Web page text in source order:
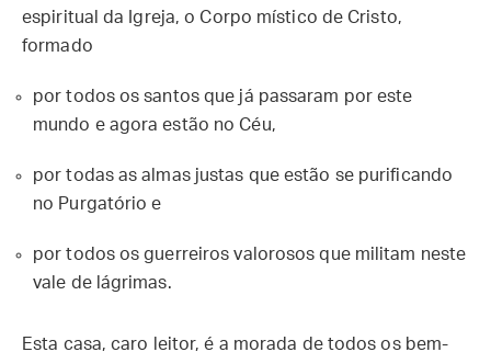
espiritual da Igreja, o Corpo místico de Cristo,
formado
por todos os santos que já passaram por este
mundo e agora estão no Céu,
por todas as almas justas que estão se purificando
no Purgatório e
por todos os guerreiros valorosos que militam neste
vale de lágrimas.
Esta casa, caro leitor, é a morada de todos os bem-